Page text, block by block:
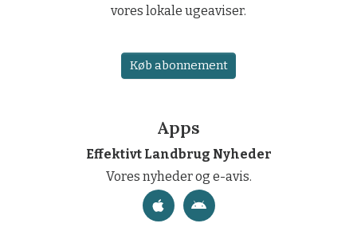
vores lokale ugeaviser.
Køb abonnement
Apps
Effektivt Landbrug Nyheder
Vores nyheder og e-avis.